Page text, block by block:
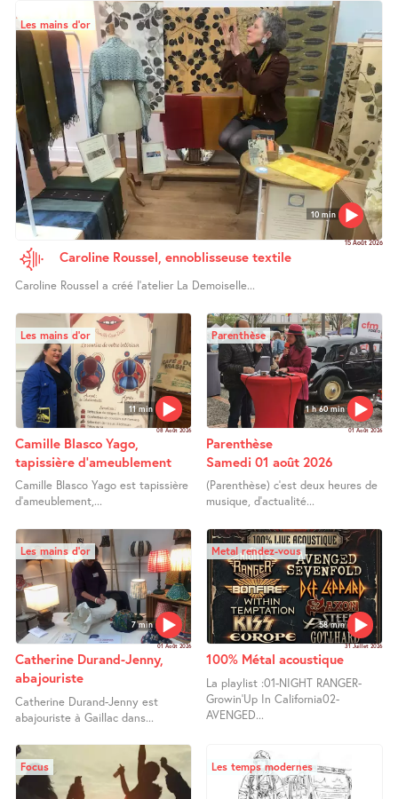
10 min
Les mains d’or
15 Août 2026
Caroline Roussel, ennoblisseuse textile
Caroline Roussel a créé l’atelier La Demoiselle...
11 min
Les mains d’or
08 Août 2026
Camille Blasco Yago,
tapissière d’ameublement
Camille Blasco Yago est tapissière
d’ameublement,...
1 h 60 min
Parenthèse
01 Août 2026
Parenthèse
Samedi 01 août 2026
(Parenthèse) c’est deux heures de
musique, d’actualité...
7 min
Les mains d’or
01 Août 2026
Catherine Durand-Jenny,
abajouriste
Catherine Durand-Jenny est
abajouriste à Gaillac dans...
58 min
Metal rendez-vous
31 Juillet 2026
100% Métal acoustique
La playlist :01-NIGHT RANGER-
Growin’Up In California02-
AVENGED...
Focus Les temps modernes